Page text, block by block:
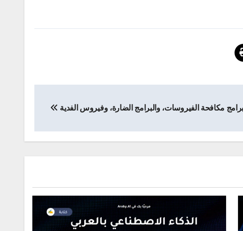
مكافحة الفيروسات، والبرامج الضارة، وفيروس الفدية